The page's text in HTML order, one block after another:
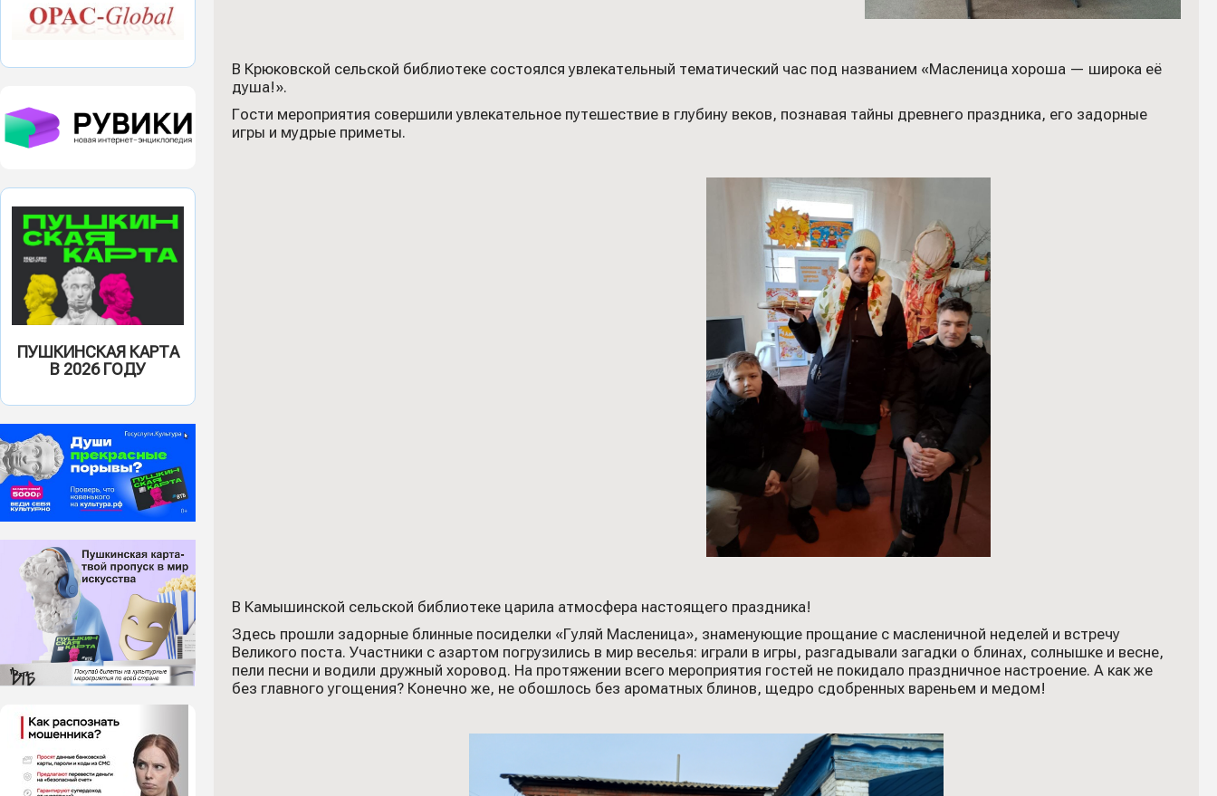
ПУШКИНСКАЯ КАРТА
В 2026 ГОДУ
В Крюковской сельской библиотеке состоялся увлекательный тематический час под названием «Масленица хороша — широка её
душа!».
Гости мероприятия совершили увлекательное путешествие в глубину веков, познавая тайны древнего праздника, его задорные
игры и мудрые приметы.
В Камышинской сельской библиотеке царила атмосфера настоящего праздника!
Здесь прошли задорные блинные посиделки «Гуляй Масленица», знаменующие прощание с масленичной неделей и встречу
Великого поста. Участники с азартом погрузились в мир веселья: играли в игры, разгадывали загадки о блинах, солнышке и весне,
пели песни и водили дружный хоровод. На протяжении всего мероприятия гостей не покидало праздничное настроение. А как же
без главного угощения? Конечно же, не обошлось без ароматных блинов, щедро сдобренных вареньем и медом!